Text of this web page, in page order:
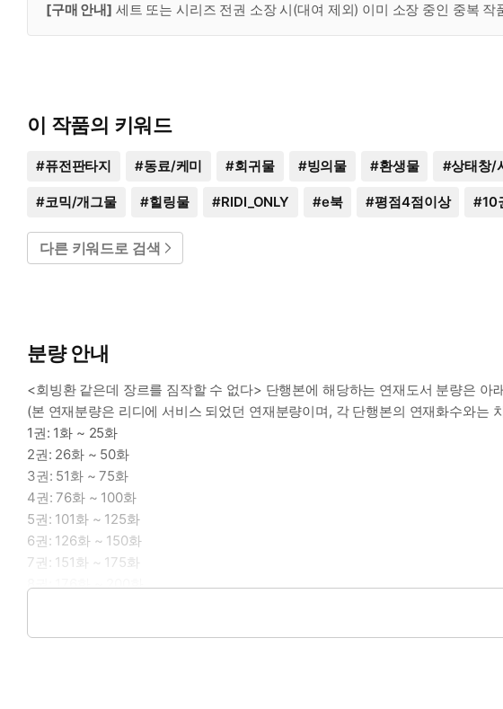
[구매 안내] 세트 또는 시리즈 전권 소장 시(대여 제외) 이미 소장 중인 중복
이 작품의 키워드
#퓨전판타지 #동료/케미 #회귀물 #빙의물 #환생물 #상태창/
#코믹/개그물 #힐링물 #RIDI_ONLY #e북 #평점4점이상 #10
다른 키워드로 검색
분량 안내
<회빙환 같은데 장르를 짐작할 수 없다> 단행본에 해당하는 연재도서 분량은 아
(본 연재분량은 리디에 서비스 되었던 연재분량이며, 각 단행본의 연재화수와는
1권: 1화 ~ 25화
2권: 26화 ~ 50화
3권: 51화 ~ 75화
4권: 76화 ~ 100화
5권: 101화 ~ 125화
6권: 126화 ~ 150화
7권: 151화 ~ 175화
8권: 176화 ~ 200화